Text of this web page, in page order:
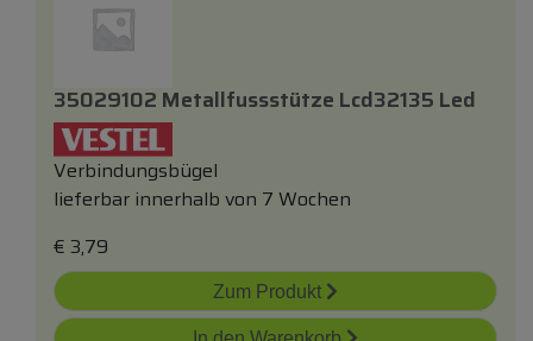
35029102 Metallfussstütze Lcd32135 Led
Verbindungsbügel
lieferbar innerhalb von 7 Wochen
€ 3,79
Zum Produkt